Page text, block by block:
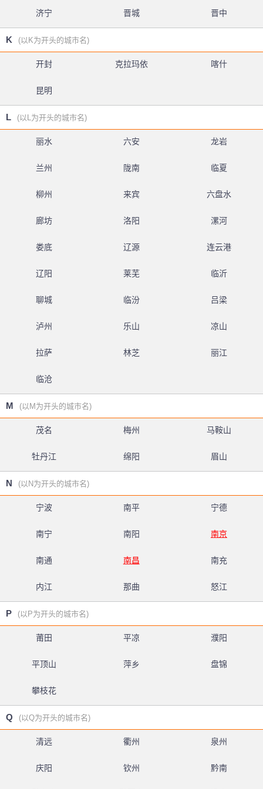
济宁 晋城 晋中
K (以K为开头的城市名)
开封 克拉玛依 喀什
昆明
L (以L为开头的城市名)
丽水 六安 龙岩
兰州 陇南 临夏
柳州 来宾 六盘水
廊坊 洛阳 漯河
娄底 辽源 连云港
辽阳 莱芜 临沂
聊城 临汾 吕梁
泸州 乐山 凉山
拉萨 林芝 丽江
临沧
M (以M为开头的城市名)
茂名 梅州 马鞍山
牡丹江 绵阳 眉山
N (以N为开头的城市名)
宁波 南平 宁德
南宁 南阳 南京
南通 南昌 南充
内江 那曲 怒江
P (以P为开头的城市名)
莆田 平凉 濮阳
平顶山 萍乡 盘锦
攀枝花
Q (以Q为开头的城市名)
清远 衢州 泉州
庆阳 钦州 黔南